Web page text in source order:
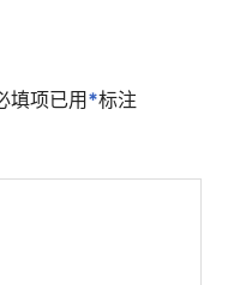
填项已用*标注